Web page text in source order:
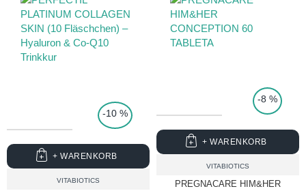
-10 %
VITABIOTICS
+ WARENKORB
-8 %
VITABIOTICS
PREGNACARE HIM&HER
+ WARENKORB